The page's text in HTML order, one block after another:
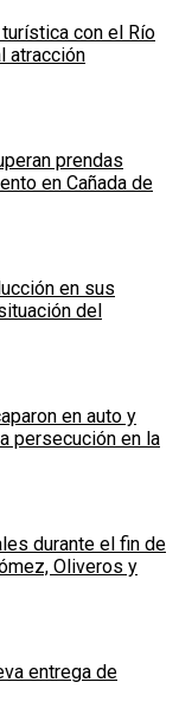
con el Río
atracción
prendas
en Cañada de
en sus
del
en auto y
persecución en la
durante el fin de
Oliveros y
entrega de